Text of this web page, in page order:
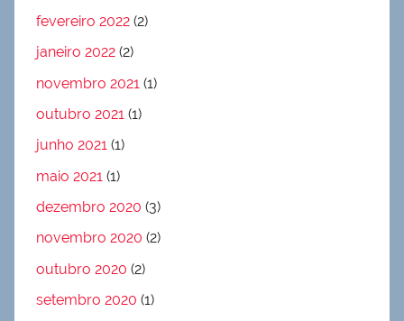
fevereiro 2022 (2)
janeiro 2022 (2)
novembro 2021 (1)
outubro 2021 (1)
junho 2021 (1)
maio 2021 (1)
dezembro 2020 (3)
novembro 2020 (2)
outubro 2020 (2)
setembro 2020 (1)